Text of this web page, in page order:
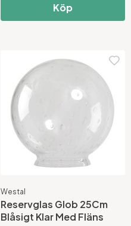
Köp
Westal
Reservglas Glob 25Cm
Blåsigt Klar Med Fläns